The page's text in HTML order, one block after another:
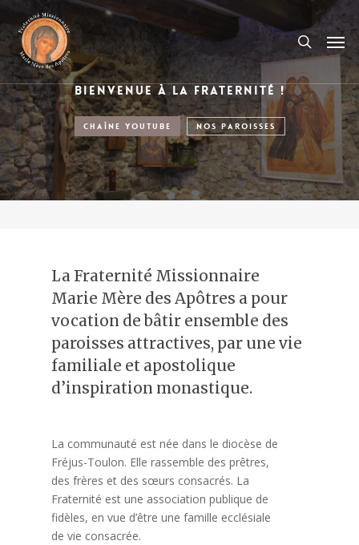
BIENVENUE À LA FRATERNITÉ !
CHAÎNE YOUTUBE NOS PAROISSES
La Fraternité Missionnaire
Marie Mère des Apôtres a pour
vocation de bâtir ensemble des
paroisses attractives, par une vie
familiale et apostolique
d’inspiration monastique.
La communauté est née dans le diocèse de
Fréjus-Toulon. Elle rassemble des prêtres,
des frères et des sœurs consacrés. La
Fraternité est une association publique de
fidèles, en vue d’être une famille ecclésiale
de vie consacrée.